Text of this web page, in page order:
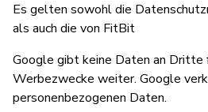
Es gelten sowohl die
als auch die von FitBit
Google gibt keine Daten an Dritte
Werbezwecke weiter. Google
personenbezogenen Daten.